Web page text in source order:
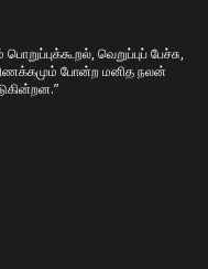
வெறுப்புப் பேச்சு,
போன்ற மனித நலன்